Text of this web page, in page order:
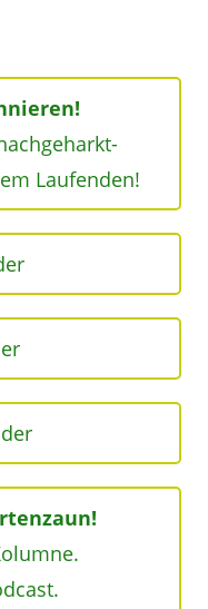
Laufenden!